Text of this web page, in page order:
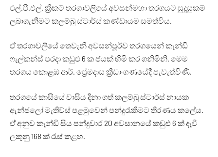
එල්.පී.එල්. ක්‍රිකට් තරගාවලියේ අවසන්මහා තරගයට සුදුසුකම්
ලබාගැනීමට කලම්බු ස්ටාර්ස් කණ්ඩායම සමත්විය.
ඒ තරගාවලියේ තෙවැනි අවසන්පූර්ව තරගයෙන් කැන්ඩි
ෆැල්කන්ස් පරදා කඩුළු 6 ක ජයක් හිමි කර ගනිමිනි. මෙම
තරගය කොළඹ ආර්. ප්‍රේමදාස ක්‍රීඩාංගණයේදී පැවැත්විණී.
තරගයේ කාසියේ වාසිය දිනා ගත් කලම්බු ස්ටාර්ස් නායක
ඇන්ජලෝ මැතිව්ස් පළමුවෙන් පන්දුරැකීමට තීරණය කලේය.
ඒ් අනුව කැන්ඩි සිය පන්දුවාර 20 අවසානයේ කඩුළු 6 ක් දැවී
ලකුනු 168 ක් රැස් කළහ.